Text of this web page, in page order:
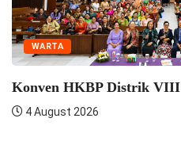
WARTA
Konven HKBP Distrik
4 August 2026